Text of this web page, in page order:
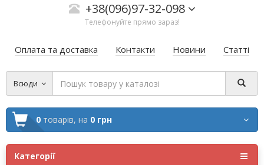
+38(096)97-32-098
Телефонуйте прямо зараз!
Оплата та доставка Контакти Новини Статті
Всюди
0 товарів, на 0 грн
Категорії